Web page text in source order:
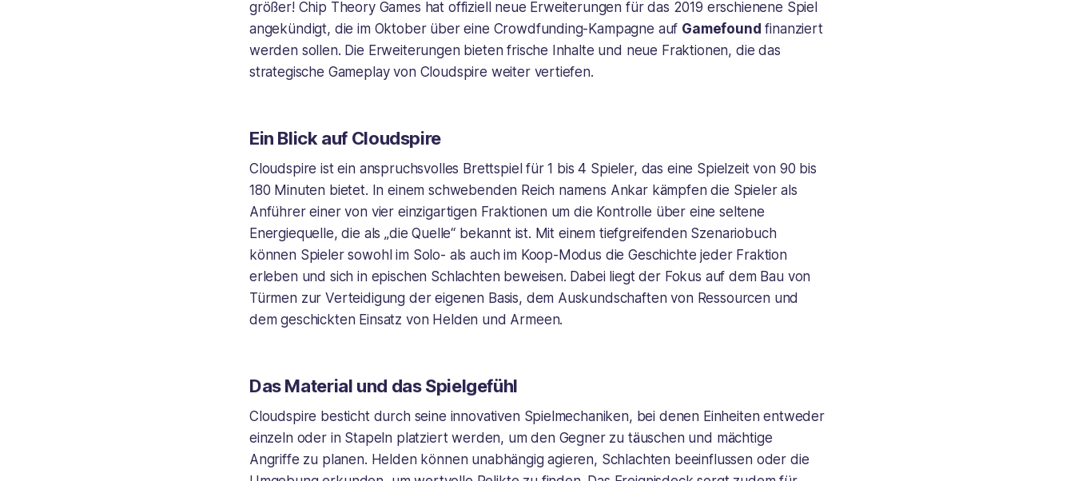
größer! Chip Theory Games hat offiziell neue Erweiterungen für das 2019 erschienene Spiel
angekündigt, die im Oktober über eine Crowdfunding-Kampagne auf Gamefound finanziert
werden sollen. Die Erweiterungen bieten frische Inhalte und neue Fraktionen, die das
strategische Gameplay von Cloudspire weiter vertiefen.
Ein Blick auf Cloudspire
Cloudspire ist ein anspruchsvolles Brettspiel für 1 bis 4 Spieler, das eine Spielzeit von 90 bis
180 Minuten bietet. In einem schwebenden Reich namens Ankar kämpfen die Spieler als
Anführer einer von vier einzigartigen Fraktionen um die Kontrolle über eine seltene
Energiequelle, die als „die Quelle“ bekannt ist. Mit einem tiefgreifenden Szenariobuch
können Spieler sowohl im Solo- als auch im Koop-Modus die Geschichte jeder Fraktion
erleben und sich in epischen Schlachten beweisen. Dabei liegt der Fokus auf dem Bau von
Türmen zur Verteidigung der eigenen Basis, dem Auskundschaften von Ressourcen und
dem geschickten Einsatz von Helden und Armeen.
Das Material und das Spielgefühl
Cloudspire besticht durch seine innovativen Spielmechaniken, bei denen Einheiten entweder
einzeln oder in Stapeln platziert werden, um den Gegner zu täuschen und mächtige
Angriffe zu planen. Helden können unabhängig agieren, Schlachten beeinflussen oder die